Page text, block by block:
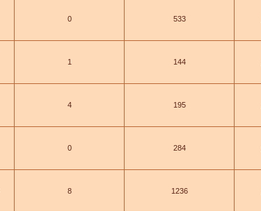
0 533
1 144
4 195
0
284
8 1236